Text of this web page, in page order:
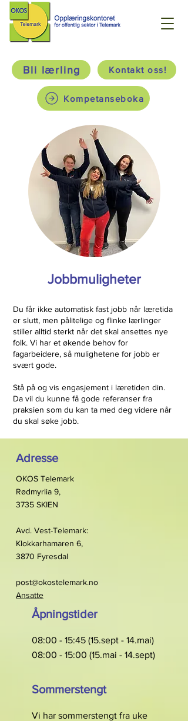
Kontakt oss!
Bli lærling
Kompetanseboka
Jobbmuligheter
Du får ikke automatisk fast jobb når læretida
er slutt, men pålitelige og flinke lærlinger
stiller alltid sterkt når det skal ansettes nye
folk. Vi har et økende behov for
fagarbeidere, så mulighetene for jobb er
svært gode.
Stå på og vis engasjement i læretiden din.
Da vil du kunne få gode referanser fra
praksien som du kan ta med deg videre når
du skal søke jobb.
Adresse
OKOS Telemark
Rødmyrlia 9,
3735 SKIEN
Avd. Vest-Telemark:
Klokkarhamaren 6,
3870 Fyresdal
post@okostelemark.no
Ansatte
Åpningstider
08:00 - 15:45 (15.sept - 14.mai)
08:00 - 15:00 (15.mai - 14.sept)
Sommerstengt
Vi har sommerstengt fra uke